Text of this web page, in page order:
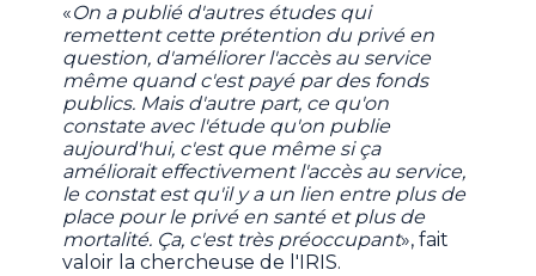
«On a publié d'autres études qui
remettent cette prétention du privé en
question, d'améliorer l'accès au service
même quand c'est payé par des fonds
publics. Mais d'autre part, ce qu'on
constate avec l'étude qu'on publie
aujourd'hui, c'est que même si ça
améliorait effectivement l'accès au service,
le constat est qu'il y a un lien entre plus de
place pour le privé en santé et plus de
mortalité. Ça, c'est très préoccupant», fait
valoir la chercheuse de l'IRIS.